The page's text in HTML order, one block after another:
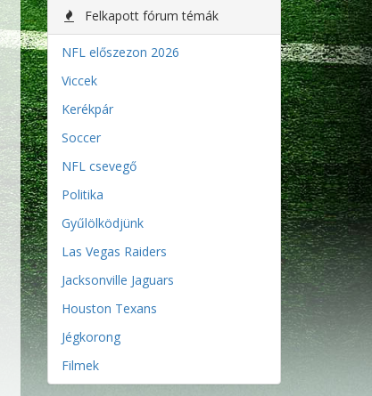
Felkapott fórum témák
NFL előszezon 2026
Viccek
Kerékpár
Soccer
NFL csevegő
Politika
Gyűlölködjünk
Las Vegas Raiders
Jacksonville Jaguars
Houston Texans
Jégkorong
Filmek